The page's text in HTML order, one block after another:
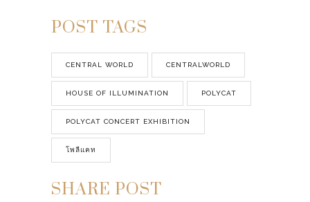
POST TAGS
CENTRAL WORLD CENTRALWORLD
HOUSE OF ILLUMINATION POLYCAT
POLYCAT CONCERT EXHIBITION
โพลีแคท
SHARE POST